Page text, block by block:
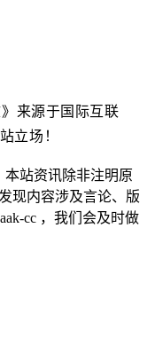
来源于国际互联
立场！
站资讯除非注明原
现内容涉及言论、版
cc ，我们会及时做